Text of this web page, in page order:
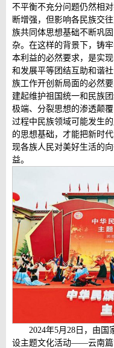
不平衡不充分问题仍然相
断增强，但影响各民族交
族共同体思想基础不断巩
杂。在这样的背景下，铸
本利益的必然要求，是实
和发展平等团结互助和谐
族工作开创新局面的必然
建起维护祖国统一和民族
极端、分裂思想的渗透颠
过程中民族领域可能发生
的思想基础，才能把新时
现各族人民对美好生活的
益。
2024年5月28日，由
设主题文化活动——云南篇